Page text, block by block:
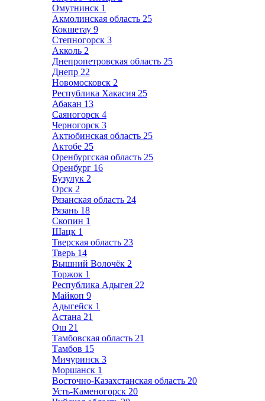
Омутнинск 1
Акмолинская область 25
Кокшетау 9
Степногорск 3
Акколь 2
Днепропетровская область 25
Днепр 22
Новомосковск 2
Республика Хакасия 25
Абакан 13
Саяногорск 4
Черногорск 3
Актюбинская область 25
Актобе 25
Оренбургская область 25
Оренбург 16
Бузулук 2
Орск 2
Рязанская область 24
Рязань 18
Скопин 1
Шацк 1
Тверская область 23
Тверь 14
Вышний Волочёк 2
Торжок 1
Республика Адыгея 22
Майкоп 9
Адыгейск 1
Астана 21
Ош 21
Тамбовская область 21
Тамбов 15
Мичуринск 3
Моршанск 1
Восточно-Казахстанская область 20
Усть-Каменогорск 20